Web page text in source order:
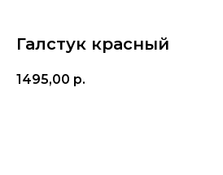
Галстук красный
1495,00 р.